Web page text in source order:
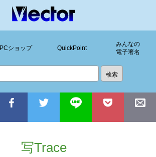
PCショップ QuickPoint
みんなの
電子署名
写Trace